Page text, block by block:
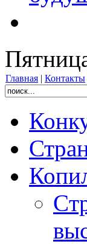
Главная | Контакты